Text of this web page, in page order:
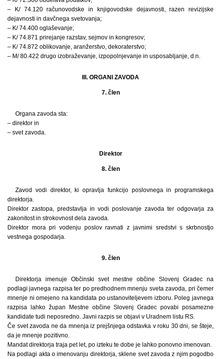
– K/ 74.120 računovodske in knjigovodske dejavnosti, razen revizijske
dejavnosti in davčnega svetovanja;
– K/ 74.400 oglaševanje;
– K/ 74.871 prirejanje razstav, sejmov in kongresov;
– K/ 74.872 oblikovanje, aranžerstvo, dekoraterstvo;
– M/ 80.422 drugo izobraževanje, izpopolnjevanje in usposabljanje, d.n.
III. ORGANI ZAVODA
7. člen
Organa zavoda sta:
– direktor in
– svet zavoda.
Direktor
8. člen
Zavod vodi direktor, ki opravlja funkcijo poslovnega in programskega
direktorja.
Direktor zastopa, predstavlja in vodi poslovanje zavoda ter odgovarja za
zakonitost in strokovnost dela zavoda.
Direktor mora pri vodenju poslov ravnati z javnimi sredstvi s skrbnostjo
vestnega gospodarja.
9. člen
Direktorja imenuje Občinski svet mestne občine Slovenj Gradec na
podlagi javnega razpisa ter po predhodnem mnenju sveta zavoda, pri čemer
mnenje ni omejeno na kandidata po ustanoviteljevem izboru. Poleg javnega
razpisa lahko župan Mestne občine Slovenj Gradec povabi posamezne
kandidate tudi neposredno. Javni razpis se objavi v Uradnem listu RS.
Če svet zavoda ne da mnenja iz prejšnjega odstavka v roku 30 dni, se šteje,
da je mnenje pozitivno.
Mandat direktorja traja pet let, po izteku te dobe je lahko ponovno imenovan.
Na podlagi akta o imenovanju direktorja, sklene svet zavoda z njim pogodbo